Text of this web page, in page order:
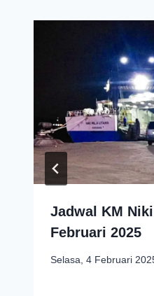
Jadwal KM
Februari 2025
Selasa, 4 Februari